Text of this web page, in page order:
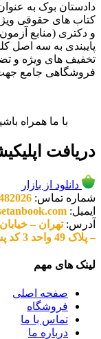
دادستان بوک به
کتاب های حقوقی
و دکتری (منابع
پایبندی به سه اصل
تخفیف های ویژه و
فروشگاهی جامع
با ما همراه
دریافت
دانلود از بازار
شماره تماس:
ایمیل:
آدرس:تهران –
– پلاک 49 واحد 3 کد پستی: 1315686310
لینک های مهم
صفحه اصلی
فروشگاه
تماس با ما
درباره ما